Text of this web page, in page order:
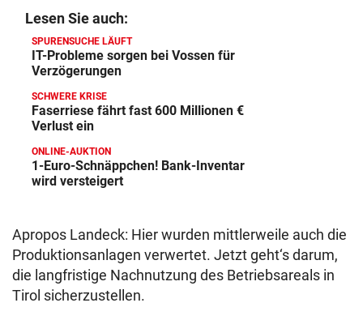
Lesen Sie auch:
SPURENSUCHE LÄUFT
IT-Probleme sorgen bei Vossen für
Verzögerungen
SCHWERE KRISE
Faserriese fährt fast 600 Millionen €
Verlust ein
ONLINE-AUKTION
1-Euro-Schnäppchen! Bank-Inventar
wird versteigert
Apropos Landeck: Hier wurden mittlerweile auch die
Produktionsanlagen verwertet. Jetzt geht‘s darum,
die langfristige Nachnutzung des Betriebsareals in
Tirol sicherzustellen.